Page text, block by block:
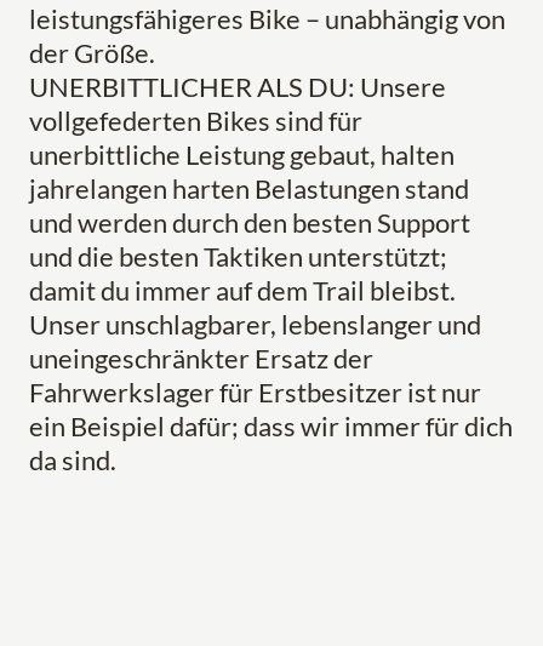
leistungsfähigeres Bike – unabhängig von
der Größe.
UNERBITTLICHER ALS DU: Unsere
vollgefederten Bikes sind für
unerbittliche Leistung gebaut, halten
jahrelangen harten Belastungen stand
und werden durch den besten Support
und die besten Taktiken unterstützt;
damit du immer auf dem Trail bleibst.
Unser unschlagbarer, lebenslanger und
uneingeschränkter Ersatz der
Fahrwerkslager für Erstbesitzer ist nur
ein Beispiel dafür; dass wir immer für dich
da sind.